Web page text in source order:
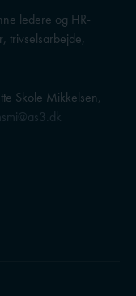
ledere og HR-
trivselsarbejde,
Skole Mikkelsen,